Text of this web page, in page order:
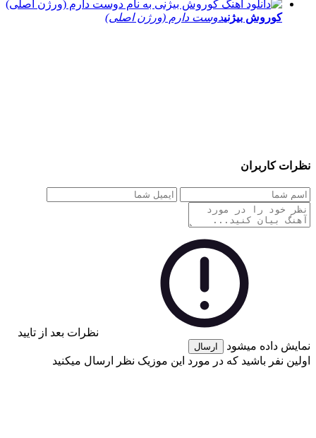
کوروش بیژنیدوست دارم (ورژن اصلی)
نظرات کاربران
نظرات بعد از تایید
نمایش داده میشود
ارسال
اولین نفر باشید که در مورد این موزیک نظر ارسال میکنید